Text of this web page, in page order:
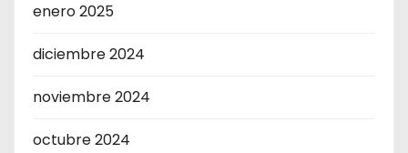
enero 2025
diciembre 2024
noviembre 2024
octubre 2024